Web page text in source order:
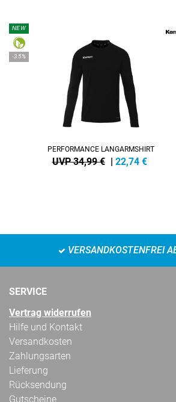
NEW
-35%
PERFORMANCE LANGARMSHIRT
UVP 34,99 € | 22,74 €
VERSANDKOSTENFREI
SERVICE
Vertrag widerrufen
Hilfe und Kontakt
Versandkosten
Zahlungsarten
Lieferung
Rücksendung
Gutscheine